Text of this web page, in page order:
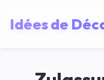
Idées de